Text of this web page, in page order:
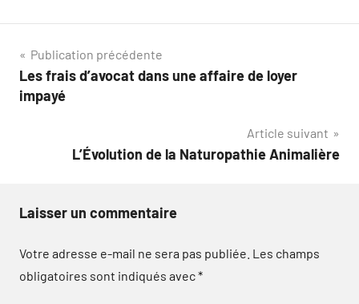
Navigation
de
Publication précédente
Les frais d’avocat dans une affaire de loyer
impayé
Article suivant
L’Évolution de la Naturopathie Animalière
Laisser un commentaire
Votre adresse e-mail ne sera pas publiée. Les champs
obligatoires sont indiqués avec*